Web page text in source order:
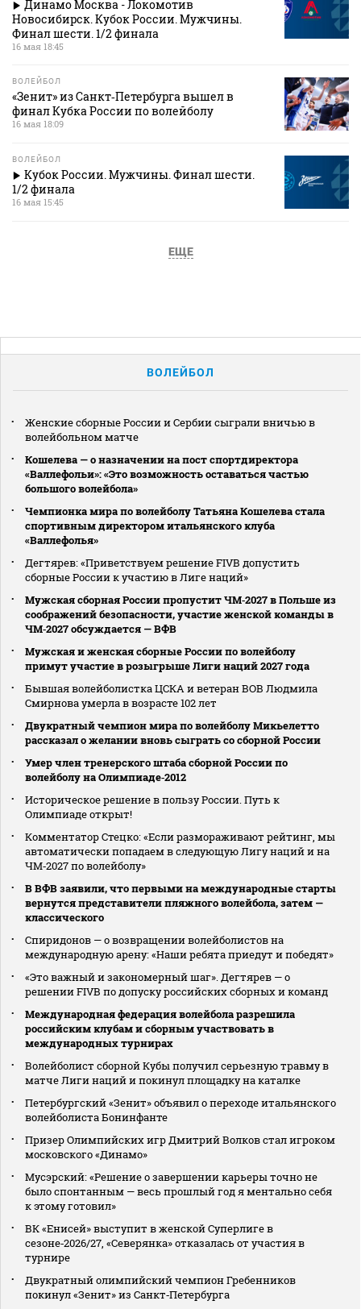
Динамо Москва - Локомотив
Новосибирск. Кубок России. Мужчины.
Финал шести. 1/2 финала
16 мая 18:45
ВОЛЕЙБОЛ
«Зенит» из Санкт‑Петербурга вышел в
финал Кубка России по волейболу
16 мая 18:09
ВОЛЕЙБОЛ
Кубок России. Мужчины. Финал шести.
1/2 финала
16 мая 15:45
ЕЩЕ
ВОЛЕЙБОЛ
Женские сборные России и Сербии сыграли вничью в
волейбольном матче
Кошелева — о назначении на пост спортдиректора
«Валлефольи»: «Это возможность оставаться частью
большого волейбола»
Чемпионка мира по волейболу Татьяна Кошелева стала
спортивным директором итальянского клуба
«Валлефолья»
Дегтярев: «Приветствуем решение FIVB допустить
сборные России к участию в Лиге наций»
Мужская сборная России пропустит ЧМ‑2027 в Польше из
соображений безопасности, участие женской команды в
ЧМ‑2027 обсуждается — ВФВ
Мужская и женская сборные России по волейболу
примут участие в розыгрыше Лиги наций 2027 года
Бывшая волейболистка ЦСКА и ветеран ВОВ Людмила
Смирнова умерла в возрасте 102 лет
Двукратный чемпион мира по волейболу Микьелетто
рассказал о желании вновь сыграть со сборной России
Умер член тренерского штаба сборной России по
волейболу на Олимпиаде‑2012
Историческое решение в пользу России. Путь к
Олимпиаде открыт!
Комментатор Стецко: «Если размораживают рейтинг, мы
автоматически попадаем в следующую Лигу наций и на
ЧМ‑2027 по волейболу»
В ВФВ заявили, что первыми на международные старты
вернутся представители пляжного волейбола, затем —
классического
Спиридонов — о возвращении волейболистов на
международную арену: «Наши ребята приедут и победят»
«Это важный и закономерный шаг». Дегтярев — о
решении FIVB по допуску российских сборных и команд
Международная федерация волейбола разрешила
российским клубам и сборным участвовать в
международных турнирах
Волейболист сборной Кубы получил серьезную травму в
матче Лиги наций и покинул площадку на каталке
Петербургский «Зенит» объявил о переходе итальянского
волейболиста Бонинфанте
Призер Олимпийских игр Дмитрий Волков стал игроком
московского «Динамо»
Мусэрский: «Решение о завершении карьеры точно не
было спонтанным — весь прошлый год я ментально себя
к этому готовил»
ВК «Енисей» выступит в женской Суперлиге в
сезоне‑2026/27, «Северянка» отказалась от участия в
турнире
Двукратный олимпийский чемпион Гребенников
покинул «Зенит» из Санкт‑Петербурга